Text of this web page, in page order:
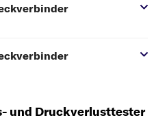
und Druckverlusttester